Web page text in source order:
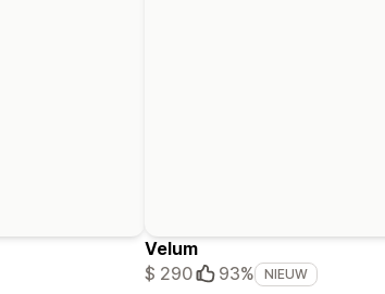
Velum
$ 290
93% NIEUW